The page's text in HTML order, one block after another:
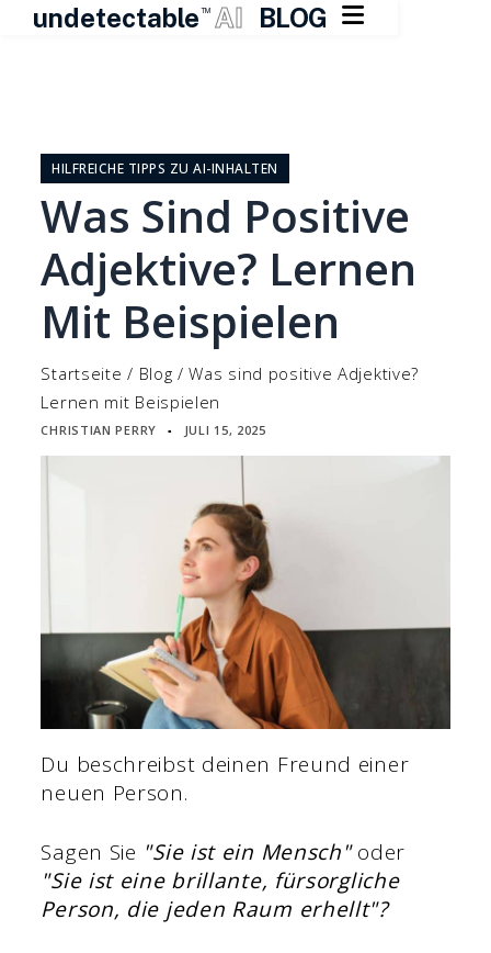
undetectable TM AI BLOG 
springenHILFREICHE TIPPS ZU AI-INHALTEN
Was Sind Positive
Adjektive? Lernen
Mit Beispielen
Startseite / Blog /Was sind positive Adjektive?
Lernen mit Beispielen
CHRISTIAN PERRY ▪ JULI 15, 2025
Du beschreibst deinen Freund einer
neuen Person.
Sagen Sie "Sie ist ein Mensch"oder
"Sie ist eine brillante, fürsorgliche
Person, die jeden Raum erhellt"?